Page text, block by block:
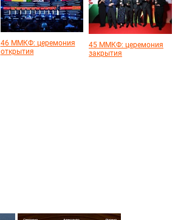
46 ММКФ: церемония
открытия
45 ММКФ: церемония
закрытия